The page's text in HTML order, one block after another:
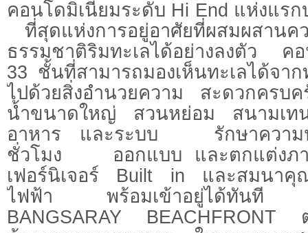
คอนโดมิเนียมระดับ Hi End แห่งแร
ที่สุดแห่งการอยู่อาศัยที่ผสมผสานค
ธรรมชาติริมทะเลได้อย่างลงตัว ค
33 ชั้นที่สามารถมองเห็นทะเลได้จา
ไปด้วยสิ่งอำนวยความ สะดวกครบค
น้ำขนาดใหญ่ สวนหย่อม สนามเ
อาหาร และระบบ รักษาความ
ชั่วโมง ออกแบบ และตกแต่งภาย
เฟอร์นิเจอร์ Built in และสมนาคุณ
ไฟฟ้า พร้อมเข้าอยู่ได้ทัน
BANGSARAY BEACHFRONT